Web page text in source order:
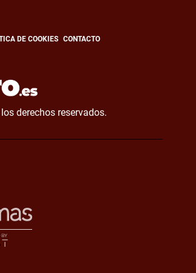
DE COOKIES CONTACTO
derechos reservados.